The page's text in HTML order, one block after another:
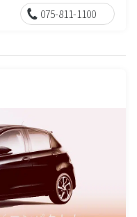
075-811-1100